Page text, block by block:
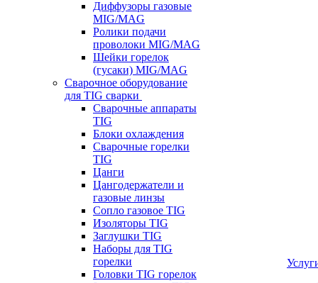
Диффузоры газовые
MIG/MAG
Ролики подачи
проволоки MIG/MAG
Шейки горелок
(гусаки) MIG/MAG
Сварочное оборудование
для TIG сварки
Сварочные аппараты
TIG
Блоки охлаждения
Сварочные горелки
TIG
Цанги
Цангодержатели и
газовые линзы
Сопло газовое TIG
Изоляторы TIG
Заглушки TIG
Наборы для TIG
горелки
Головки TIG горелок